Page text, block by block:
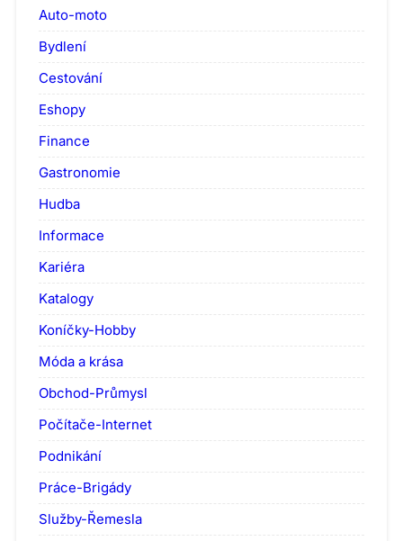
Auto-moto
Bydlení
Cestování
Eshopy
Finance
Gastronomie
Hudba
Informace
Kariéra
Katalogy
Koníčky-Hobby
Móda a krása
Obchod-Průmysl
Počítače-Internet
Podnikání
Práce-Brigády
Služby-Řemesla